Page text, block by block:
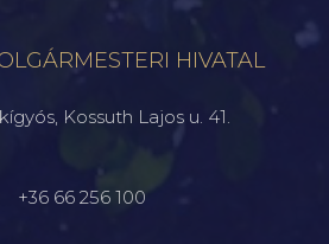
HIVATAL
Kossuth Lajos u. 41.
+36 66 256 100